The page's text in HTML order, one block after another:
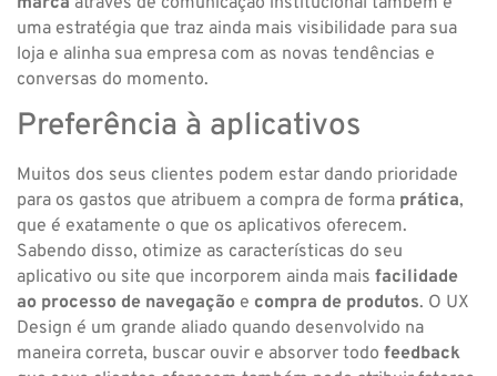
uma estratégia que traz ainda mais visibilidade para sua
loja e alinha sua empresa com as novas tendências e
conversas do momento.
Preferência à aplicativos
Muitos dos seus clientes podem estar dando prioridade
para os gastos que atribuem a compra de forma prática,
que é exatamente o que os aplicativos oferecem.
Sabendo disso, otimize as características do seu
aplicativo ou site que incorporem ainda mais facilidade
ao processo de navegação e compra de produtos. O UX
Design é um grande aliado quando desenvolvido na
maneira correta, buscar ouvir e absorver todo feedback